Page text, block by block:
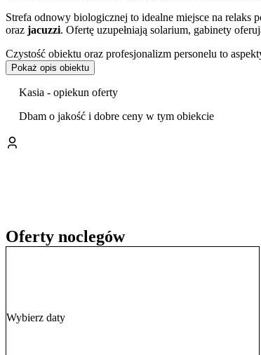
Strefa odnowy biologicznej to idealne miejsce na
oraz jacuzzi. Ofertę uzupełniają solarium, gabinety
Czystość obiektu oraz profesjonalizm personelu to
Na terenie obiektu zapewniono bezpłatny
wspólnych można korzystać z dostępu do sieci Wi-Fi.
Lokalizacja w Człuchowie, mieście otoczonym przez
Pokaż opis obiektu
Kasia - opiekun oferty
Dbam o jakość i dobre ceny w tym obiekcie
Oferty noclegów
Wybierz daty